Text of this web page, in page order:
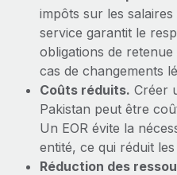
impôts sur les
service garantit le
obligations de
cas de changements
Coûts réduits. Créer
Pakistan peut être
Un EOR évite la
entité, ce qui réduit
Réduction des